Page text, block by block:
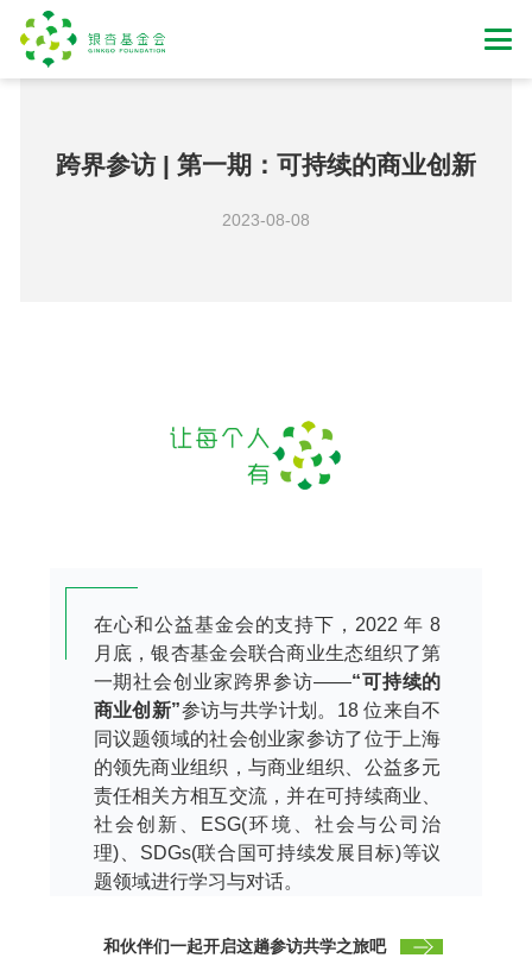
跨界参访 | 第一期：可持续的商业创新
2023-08-08
在心和公益基金会的支持下，2022 年 8
月底，银杏基金会联合商业生态组织了第
一期社会创业家跨界参访——“可持续的
商业创新”参访与共学计划。18 位来自不
同议题领域的社会创业家参访了位于上海
的领先商业组织，与商业组织、公益多元
责任相关方相互交流，并在可持续商业、
社会创新、ESG(环境、社会与公司治
理)、SDGs(联合国可持续发展目标)等议
题领域进行学习与对话。
和伙伴们一起开启这趟参访共学之旅吧